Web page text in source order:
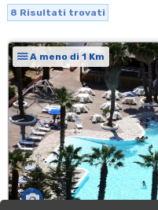
8 Risultati trovati
A meno di 1 Km